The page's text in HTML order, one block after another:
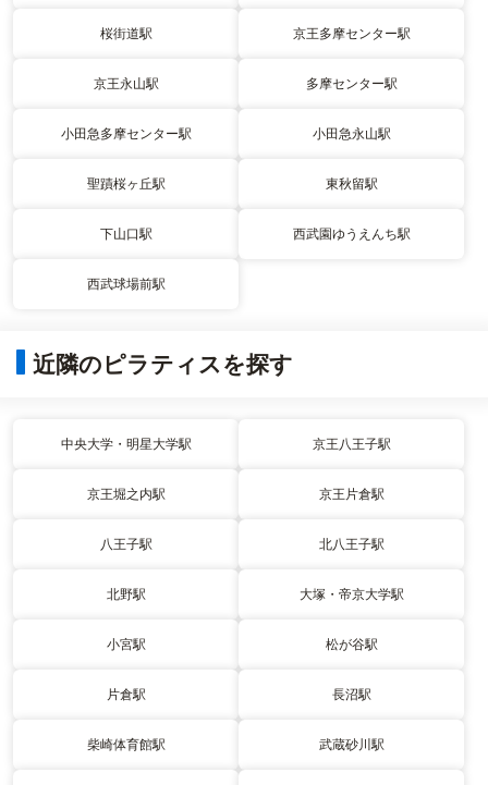
桜街道駅 京王多摩センター駅
京王永山駅 多摩センター駅
小田急多摩センター駅 小田急永山駅
聖蹟桜ヶ丘駅 東秋留駅
下山口駅 西武園ゆうえんち駅
西武球場前駅
近隣のピラティスを探す
中央大学・明星大学駅 京王八王子駅
京王堀之内駅 京王片倉駅
八王子駅 北八王子駅
北野駅 大塚・帝京大学駅
小宮駅 松が谷駅
片倉駅 長沼駅
柴崎体育館駅 武蔵砂川駅